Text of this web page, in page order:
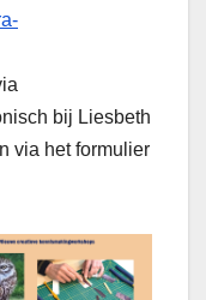
bij Liesbeth
via het formulier